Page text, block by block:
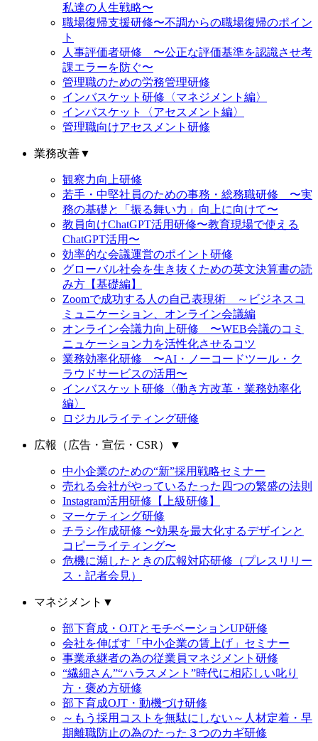
私達の人生戦略〜
職場復帰支援研修〜不調からの職場復帰のポイン
ト
人事評価者研修 〜公正な評価基準を認識させ考
課エラーを防ぐ〜
管理職のための労務管理研修
インバスケット研修〈マネジメント編〉
インバスケット〈アセスメント編〉
管理職向けアセスメント研修
業務改善▼
観察力向上研修
若手・中堅社員のための事務・総務職研修 〜実
務の基礎と「振る舞い力」向上に向けて〜
教員向けChatGPT活用研修〜教育現場で使える
ChatGPT活用〜
効率的な会議運営のポイント研修
グローバル社会を生き抜くための英文決算書の読
み方【基礎編】
Zoomで成功する人の自己表現術 ～ビジネスコ
ミュニケーション、オンライン会議編
オンライン会議力向上研修 〜WEB会議のコミ
ニュケーション力を活性化させるコツ
業務効率化研修 〜AI・ノーコードツール・ク
ラウドサービスの活用〜
インバスケット研修〈働き方改革・業務効率化
編〉
ロジカルライティング研修
広報（広告・宣伝・CSR） ▼
中小企業のための“新”採用戦略セミナー
売れる会社がやっているたった四つの繁盛の法則
Instagram活用研修【上級研修】
マーケティング研修
チラシ作成研修 〜効果を最大化するデザインと
コピーライティング〜
危機に瀕したときの広報対応研修（プレスリリー
ス・記者会見）
マネジメント ▼
部下育成・OJTとモチベーションUP研修
会社を伸ばす「中小企業の賃上げ」セミナー
事業承継者の為の従業員マネジメント研修
“繊細さん”“ハラスメント”時代に相応しい叱り
方・褒め方研修
部下育成OJT・動機づけ研修
～もう採用コストを無駄にしない～人材定着・早
期離職防止の為のたった３つのカギ研修